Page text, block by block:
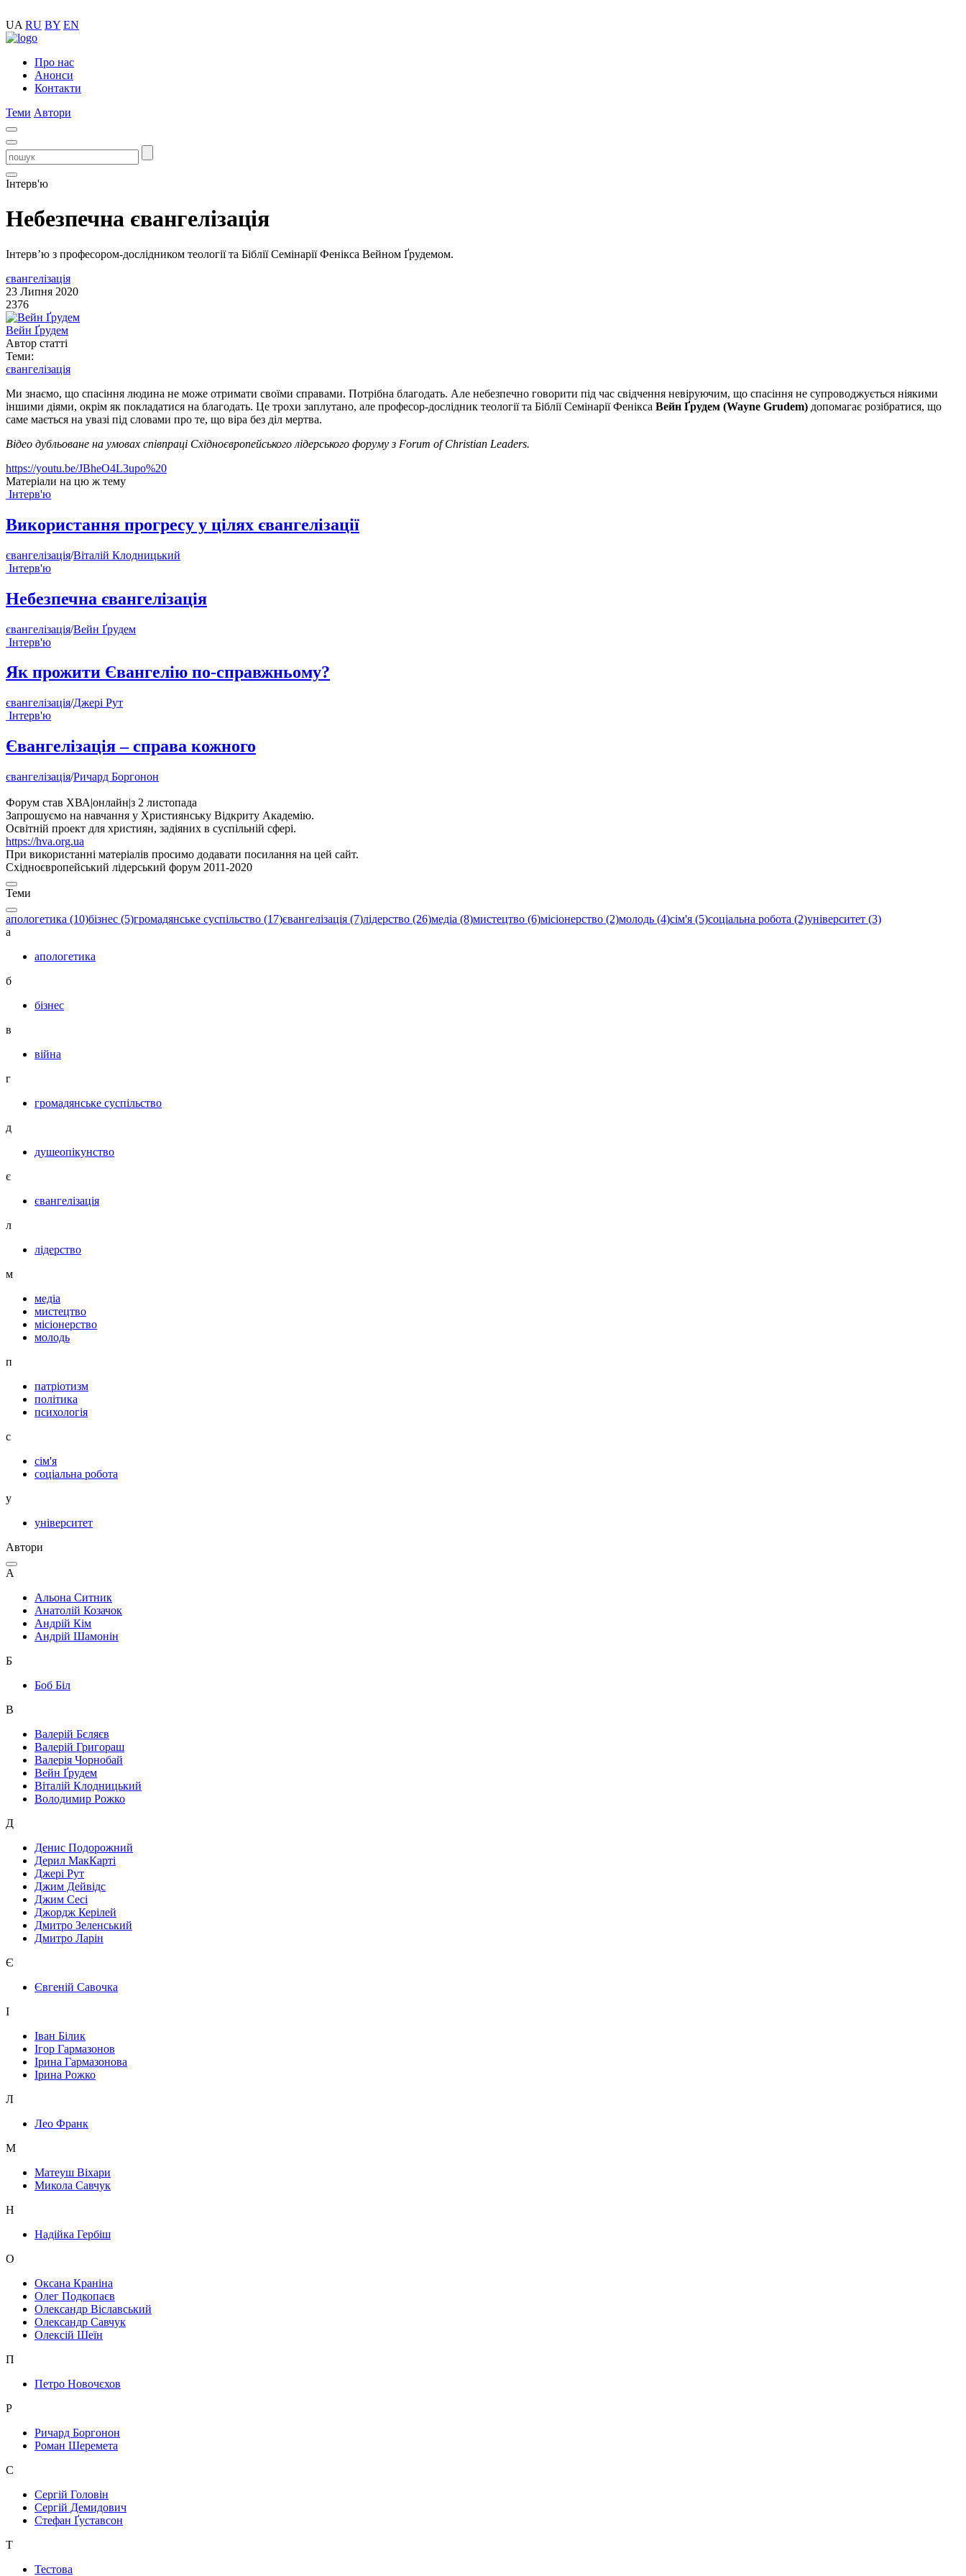
UA RU BY EN
Про нас
Анонси
Контакти
Теми Автори
Інтерв'ю
Небезпечна євангелізація
Інтерв’ю з професором-дослідником теології та Біблії Семінарії Фенікса Вейном Ґрудемом.
євангелізація
23 Липня 2020
2376
Вейн Ґрудем
Автор статті
Теми:
євангелізація
Ми знаємо, що спасіння людина не може отримати своїми справами. Потрібна благодать. Але небезпечно говорити під час свідчення невіруючим, що спасіння не супроводжується ніякими
іншими діями, окрім як покладатися на благодать. Це трохи заплутано, але професор-дослідник теології та Біблії Семінарії Фенікса Вейн Ґрудем (Wayne Grudem) допомагає розібратися, що
саме мається на увазі під словами про те, що віра без діл мертва.
Відео дубльоване на умовах співпраці Східноєвропейського лідерського форуму з Forum of Christian Leaders.
https://youtu.be/JBheO4L3upo%20
Матеріали на цю ж тему
Інтерв'ю
Використання прогресу у цілях євангелізації
євангелізація/Віталій Клодницький
Інтерв'ю
Небезпечна євангелізація
євангелізація/Вейн Ґрудем
Інтерв'ю
Як прожити Євангелію по-справжньому?
євангелізація/Джері Рут
Інтерв'ю
Євангелізація – справа кожного
євангелізація/Ричард Боргонон
Форум став ХВА|онлайн|з 2 листопада
Запрошуємо на навчання у Християнську Відкриту Академію.
Освітній проект для християн, задіяних в суспільній сфері.
https://hva.org.ua
При використанні матеріалів просимо додавати посилання на цей сайт.
Східноєвропейський лідерський форум 2011-2020
Теми
апологетика (10)бізнес (5)громадянське суспільство (17)євангелізація (7)лідерство (26)медіа (8)мистецтво (6)місіонерство (2)молодь (4)сім'я (5)соціальна робота (2)університет (3)
а
апологетика
б
бізнес
в
війна
г
громадянське суспільство
д
душеопікунство
є
євангелізація
л
лідерство
м
медіа
мистецтво
місіонерство
молодь
п
патріотизм
політика
психологія
с
сім'я
соціальна робота
у
університет
Автори
А
Альона Ситник
Анатолій Козачок
Андрій Кім
Андрій Шамонін
Б
Боб Біл
В
Валерій Бєляєв
Валерій Григораш
Валерія Чорнобай
Вейн Ґрудем
Віталій Клодницький
Володимир Рожко
Д
Денис Подорожний
Дерил МакКарті
Джері Рут
Джим Дейвідс
Джим Сесі
Джордж Керілей
Дмитро Зеленський
Дмитро Ларін
Є
Євгеній Савочка
І
Іван Білик
Ігор Гармазонов
Ірина Гармазонова
Ірина Рожко
Л
Лео Франк
М
Матеуш Віхари
Микола Савчук
Н
Надійка Гербіш
О
Оксана Краніна
Олег Подкопаєв
Олександр Віславський
Олександр Савчук
Олексій Шеїн
П
Петро Новочєхов
Р
Ричард Боргонон
Роман Шеремета
С
Сергій Головін
Сергій Демидович
Стефан Ґуставсон
Т
Тестова